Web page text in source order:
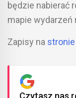
będzie nabierać
mapie
Zapisy na
Czytasz nas